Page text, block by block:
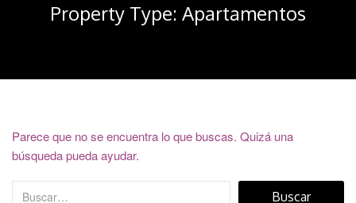
Property Type: Apartamentos
Parece que no se encuentra lo que buscas. Quizá una
búsqueda pueda ayudar.